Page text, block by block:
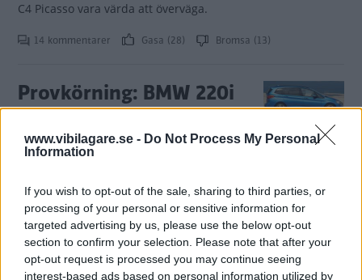
www.vibilagare.se - Do Not Process My Personal
Information
If you wish to opt-out of the sale, sharing to third parties, or
processing of your personal or sensitive information for
targeted advertising by us, please use the below opt-out
section to confirm your selection. Please note that after your
opt-out request is processed you may continue seeing
interest-based ads based on personal information utilized by
C4 Picasso vara värda att överväga.
14 kommentarer Gasa (28) Bromsa (13)
Provkörning: BMW 220i
Gran Tourer 2015
PROVKÖRNING 11 juni 2015 En framhjulsdriven flexbil med
6 kommentarer Gasa (18) Bromsa (14)
BMW 2-serie Gran